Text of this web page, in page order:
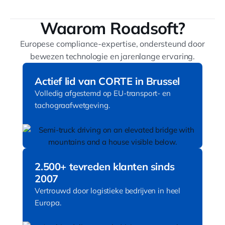
chauffeur en slaat dit automatisch op in de
analyse-software. Zo houd je grip, zonder
extra werk.
Waarom Roadsoft?
Europese compliance-expertise, ondersteund door
bewezen technologie en jarenlange ervaring.
Actief lid van CORTE in Brussel
Volledig afgestemd op EU-transport- en
tachograafwetgeving.
2.500+ tevreden klanten sinds
2007
Vertrouwd door logistieke bedrijven in heel
Europa.